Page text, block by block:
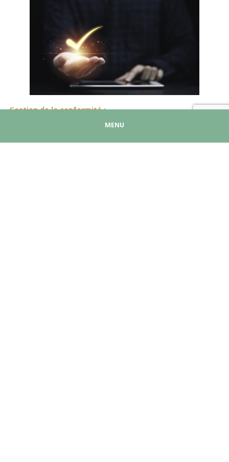
MENU
Gestion de la conformité :
La gestion de la sécurité passe par une infrastructure à jour (clients /